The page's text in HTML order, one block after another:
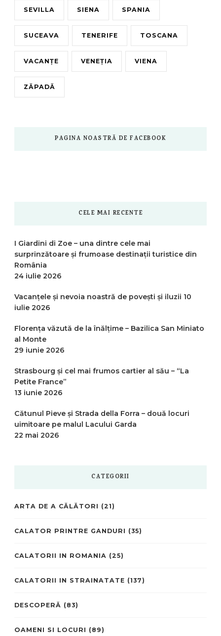
SEVILLA SIENA SPANIA
SUCEAVA TENERIFE TOSCANA
VACANȚE VENEȚIA VIENA
ZĂPADĂ
PAGINA NOASTRĂ DE FACEBOOK
CELE MAI RECENTE
I Giardini di Zoe – una dintre cele mai
surprinzătoare și frumoase destinații turistice din
România
24 iulie 2026
Vacanțele și nevoia noastră de povești și iluzii 10
iulie 2026
Florența văzută de la înălțime – Bazilica San Miniato
al Monte
29 iunie 2026
Strasbourg și cel mai frumos cartier al său – “La
Petite France”
13 iunie 2026
Cătunul Pieve și Strada della Forra – două locuri
uimitoare pe malul Lacului Garda
22 mai 2026
CATEGORII
ARTA DE A CĂLĂTORI (21)
CALATOR PRINTRE GANDURI (35)
CALATORII IN ROMANIA (25)
CALATORII IN STRAINATATE (137)
DESCOPERĂ (83)
OAMENI SI LOCURI (89)